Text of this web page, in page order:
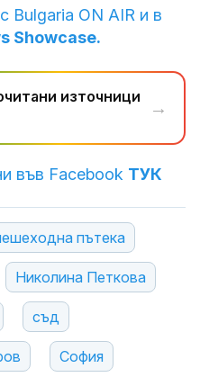
Bulgaria ON AIR и в
Showcase.
източници
→
във Facebook ТУК
пътека
Николина Петкова
съд
София